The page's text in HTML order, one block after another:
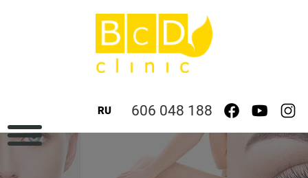
RU 606 048 188